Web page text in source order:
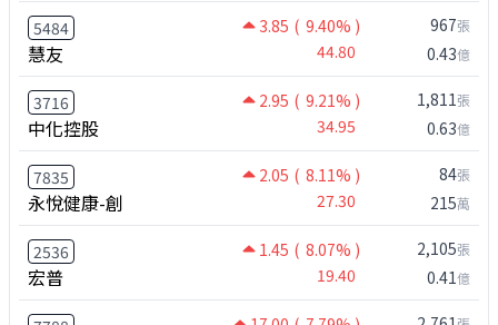
5484 3.85 ( 9.40% )
慧友 44.80
967張
0.43億
3716 2.95 ( 9.21% )
中化控股 34.95
1,811張
0.63億
7835 2.05 ( 8.11% )
永悅健康-創 27.30
84張
215萬
2536 1.45 ( 8.07% )
宏普 19.40
2,105張
0.41億